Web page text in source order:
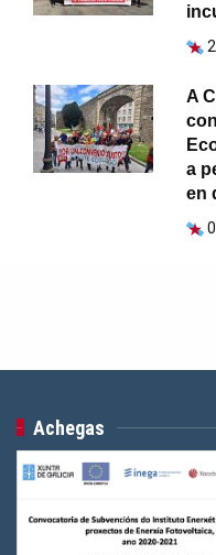
A
a
en
Achegas